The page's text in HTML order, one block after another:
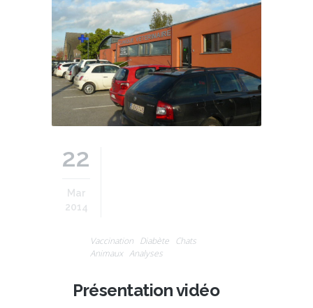
22
Mar
2014
Vaccination Diabète Chats
Animaux Analyses
Présentation vidéo